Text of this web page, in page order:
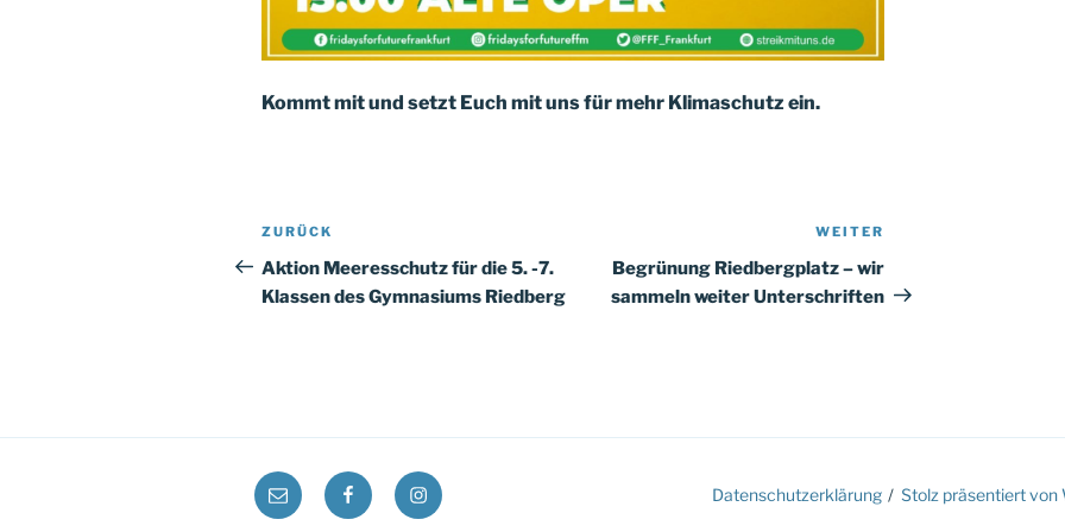
Kommt mit und setzt Euch mit uns für mehr Klimaschutz ein.
Beitragsnavigation
Vorheriger
Beitrag
ZURÜCK
Aktion Meeresschutz für die 5. -7.
Klassen des Gymnasiums Riedberg
Beitrag
WEITER
Begrünung Riedbergplatz – wir
sammeln weiter Unterschriften
E-
Mail:
FacebookInstagram Datenschutzerklärung Stolz präsentiert von